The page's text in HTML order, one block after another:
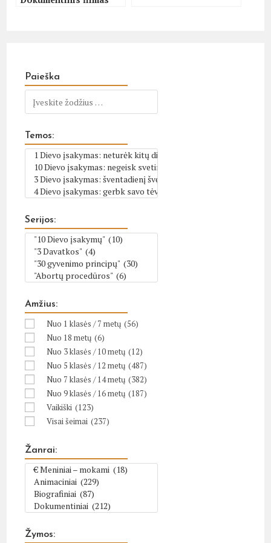
Paieška
Temos:
Serijos:
Amžius:
Nuo 1 klasės / 7 metų (56)
Nuo 18 metų (6)
Nuo 3 klasės / 10 metų (12)
Nuo 5 klasės / 12 metų (487)
Nuo 7 klasės / 14 metų (382)
Nuo 9 klasės / 16 metų (187)
Vaikiški (123)
Visai šeimai (237)
Žanrai:
Žymos: